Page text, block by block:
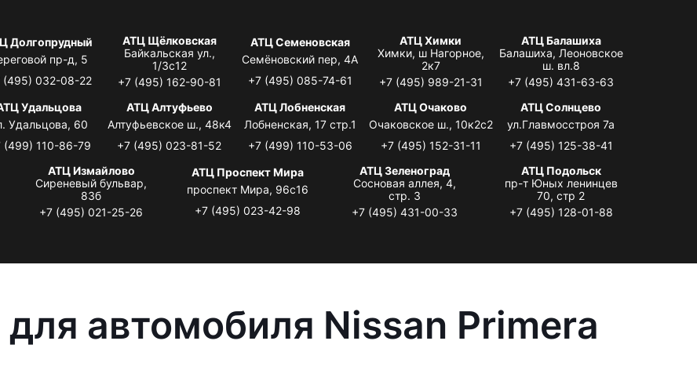
Долгопрудный
пр-д, 5
(495) 032-08-22
АТЦ Щёлковская
Байкальская ул.,
1/3с12
+7 (495) 162-90-81
АТЦ Семеновская
Семёновский пер, 4А
+7 (495) 085-74-61
АТЦ Химки
Химки, ш Нагорное,
2к7
+7 (495) 989-21-31
АТЦ Балашиха
Балашиха, Леоновское
ш. вл.8
+7 (495) 431-63-63
Удальцова
Удальцова, 60
(499) 110-86-79
АТЦ Алтуфьево
Алтуфьевское ш., 48к4
+7 (495) 023-81-52
АТЦ Лобненская
Лобненская, 17 стр.1
+7 (499) 110-53-06
АТЦ Очаково
Очаковское ш., 10к2с2
+7 (495) 152-31-11
АТЦ Солнцево
ул.Главмосстроя 7а
+7 (495) 125-38-41
АТЦ Измайлово
Сиреневый бульвар,
83б
+7 (495) 021-25-26
АТЦ Проспект Мира
проспект Мира, 96с16
+7 (495) 023-42-98
АТЦ Зеленоград
Сосновая аллея, 4,
стр. 3
+7 (495) 431-00-33
АТЦ Подольск
пр-т Юных ленинцев
70, стр 2
+7 (495) 128-01-88
автомобиля Nissan Primera